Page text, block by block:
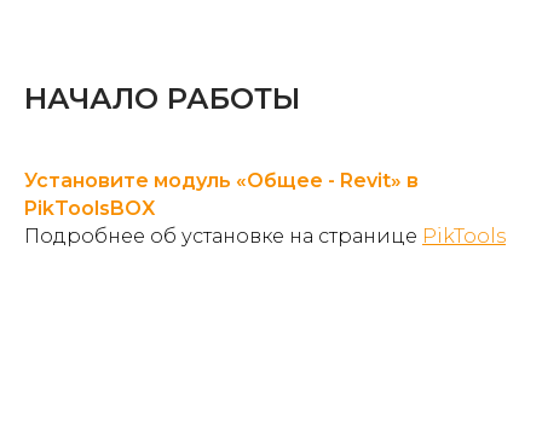
НАЧАЛО РАБОТЫ
Установите модуль «Общее - Revit» в
PikToolsBOX
Подробнее об установке на странице PikTools